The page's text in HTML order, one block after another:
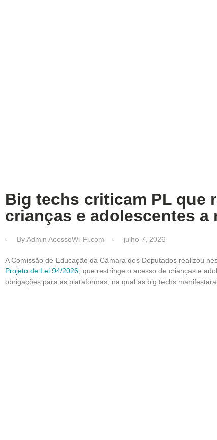
Big techs criticam PL que
crianças e adolescentes a
ByAdmin AcessoWi-Fi.com julho 7, 2026
A Comissão de Educação da Câmara dos Deputados realizou
Projeto de Lei 94/2026, que restringe o acesso de crianças e
obrigações para as plataformas, na qual as big techs